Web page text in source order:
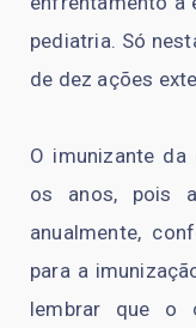
pediatria. Só
de dez ações
O imunizante
os anos, pois
anualmente,
para a
lembrar que o